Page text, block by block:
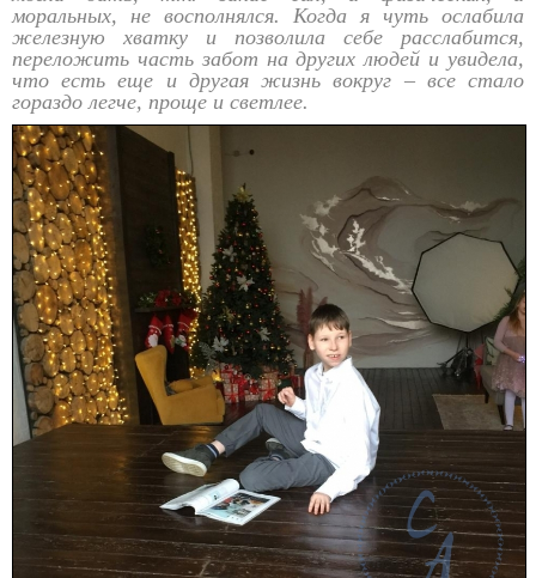
моральных, не восполнялся. Когда я чуть ослабила
железную хватку и позволила себе расслабится,
переложить часть забот на других людей и увидела,
что есть еще и другая жизнь вокруг – все стало
гораздо легче, проще и светлее.